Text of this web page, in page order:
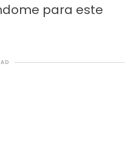
para este